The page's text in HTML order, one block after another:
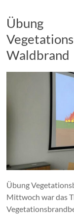
Übung
Waldbrand
Übung
Mittwoch war das